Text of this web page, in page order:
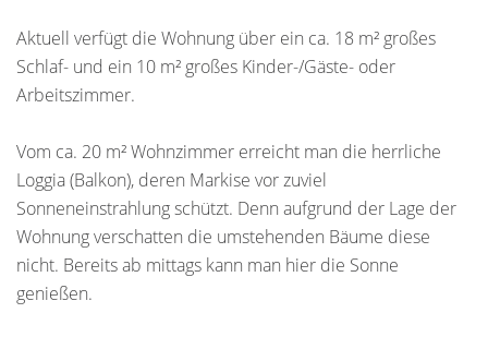
Aktuell verfügt die Wohnung über ein ca. 18 m² großes
Schlaf- und ein 10 m² großes Kinder-/Gäste- oder
Arbeitszimmer.
Vom ca. 20 m² Wohnzimmer erreicht man die herrliche
Loggia (Balkon), deren Markise vor zuviel
Sonneneinstrahlung schützt. Denn aufgrund der Lage der
Wohnung verschatten die umstehenden Bäume diese
nicht. Bereits ab mittags kann man hier die Sonne
genießen.